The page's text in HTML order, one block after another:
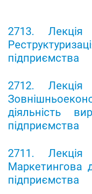
2713.
підприємства
2712.
діяльність
підприємства
2711.
Маркетингова
підприємства